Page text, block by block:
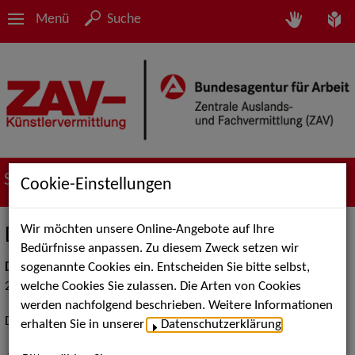
Menü Suche
Service
Datenschutzerklärung
Datum
25.07.2025
Datenschutzerklärung der ZAV-Künstlervermittlung (DSE).
Cookie-Einstellungen
Wir möchten unsere Online-Angebote auf Ihre
Bedürfnisse anpassen. Zu diesem Zweck setzen wir
sogenannte Cookies ein. Entscheiden Sie bitte selbst,
welche Cookies Sie zulassen. Die Arten von Cookies
werden nachfolgend beschrieben. Weitere Informationen
erhalten Sie in unserer
Datenschutzerklärung